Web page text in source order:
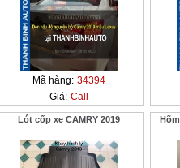
Mã hàng: 34394
Giá: Call
Lót cốp xe CAMRY 2019